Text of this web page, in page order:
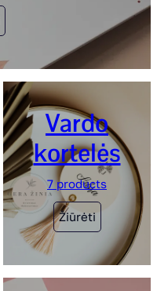
Vardo
kortelės
7 products
Žiūrėti